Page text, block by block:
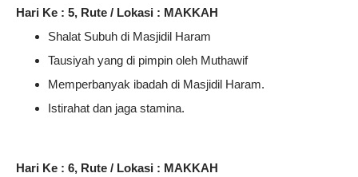
Hari Ke : 5, Rute / Lokasi : MAKKAH
Shalat Subuh di Masjidil Haram
Tausiyah yang di pimpin oleh Muthawif
Memperbanyak ibadah di Masjidil Haram.
Istirahat dan jaga stamina.
Hari Ke : 6, Rute / Lokasi : MAKKAH